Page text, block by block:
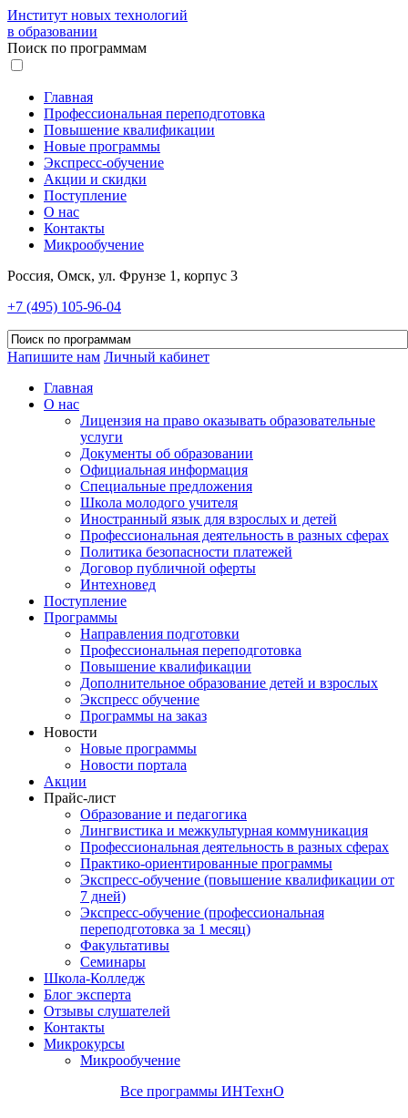
Институт новых технологий
в образовании
Поиск по программам
Главная
Профессиональная переподготовка
Повышение квалификации
Новые программы
Экспресс-обучение
Акции и скидки
Поступление
О нас
Контакты
Микрообучение
Россия, Омск, ул. Фрунзе 1, корпус 3
+7 (495) 105-96-04
Напишите нам Личный кабинет
Главная
О нас
Лицензия на право оказывать образовательные
услуги
Документы об образовании
Официальная информация
Специальные предложения
Школа молодого учителя
Иностранный язык для взрослых и детей
Профессиональная деятельность в разных сферах
Политика безопасности платежей
Договор публичной оферты
Интехновед
Поступление
Программы
Направления подготовки
Профессиональная переподготовка
Повышение квалификации
Дополнительное образование детей и взрослых
Экспресс обучение
Программы на заказ
Новости
Новые программы
Новости портала
Акции
Прайс-лист
Образование и педагогика
Лингвистика и межкультурная коммуникация
Профессиональная деятельность в разных сферах
Практико-ориентированные программы
Экспресс-обучение (повышение квалификации от
7 дней)
Экспресс-обучение (профессиональная
переподготовка за 1 месяц)
Факультативы
Семинары
Школа-Колледж
Блог эксперта
Отзывы слушателей
Контакты
Микрокурсы
Микрообучение
Все программы ИНТехнО